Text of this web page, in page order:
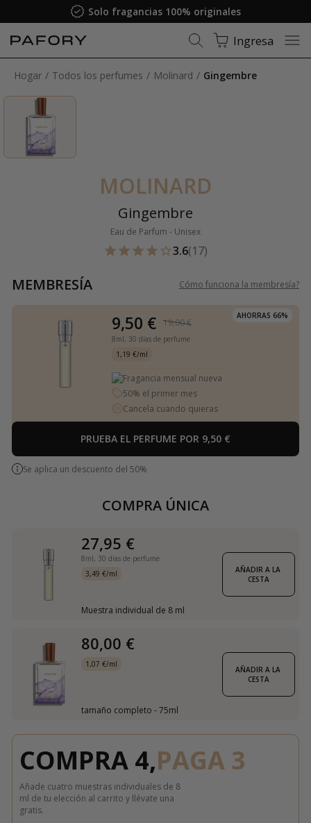
Solo fragancias 100% originales
Ingresa
Hogar Todos los perfumes Molinard Gingembre
MOLINARD
Gingembre
Eau de Parfum - Unisex
3.6(17)
MEMBRESÍA Cómo funciona la membresía?
AHORRAS 66%
9,50 € 19,00 €
8ml, 30 días de perfume
1,19 €/ml
Fragancia mensual nueva
50% el primer mes
Cancela cuando quieras
PRUEBA EL PERFUME POR 9,50 €
Se aplica un descuento del 50%
COMPRA ÚNICA
27,95 €
8ml, 30 días de perfume
3,49 €/ml
Muestra individual de 8 ml
AÑADIR A LA
CESTA
80,00 €
1,07 €/ml
tamaño completo - 75ml
AÑADIR A LA
CESTA
COMPRA 4,PAGA 3
Añade cuatro muestras individuales de 8
ml de tu elección al carrito y llévate una
gratis.